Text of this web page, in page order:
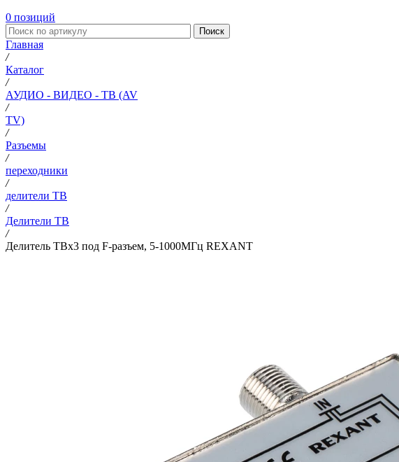
0 позиций
Поиск
Главная
/
Каталог
/
АУДИО - ВИДЕО - ТВ (AV
/
TV)
/
Разъемы
/
переходники
/
делители ТВ
/
Делители ТВ
/
Делитель ТВх3 под F-разъем, 5-1000МГц REXANT